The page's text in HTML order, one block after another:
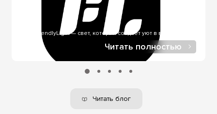
при онлайн-покупке, в нашем интернет-магазине.
FriendlyLight — свет, который создает уют в вашем доме..
Читать полностью
Читать блог